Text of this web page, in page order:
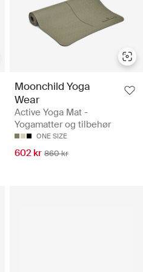
Moonchild Yoga
Wear
Active Yoga Mat -
Yogamatter og tilbehør
ONE SIZE
602 kr 860 kr